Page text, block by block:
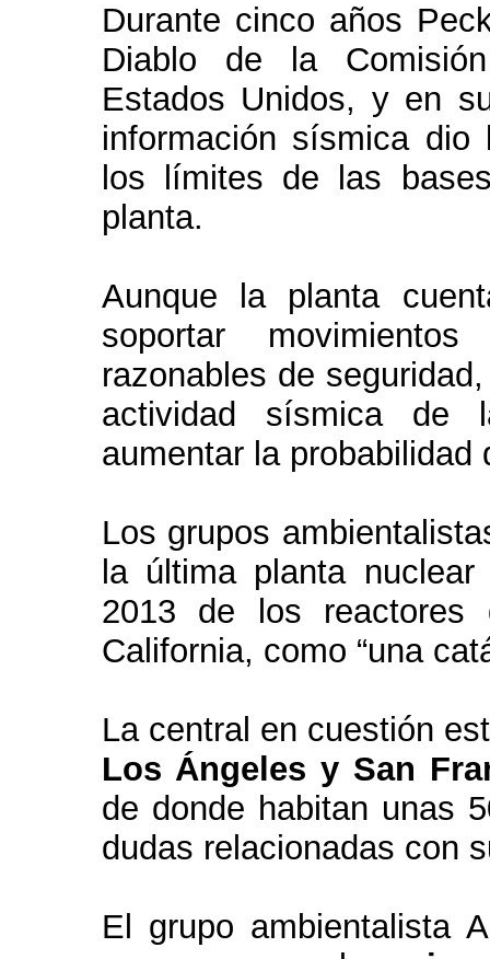
Durante cinco años
Diablo de la
Estados Unidos, y en
información sísmica
los límites de las
planta.
Aunque la planta
soportar
razonables de
actividad sísmica de
aumentar la
Los grupos
la última planta
2013 de los
California, como “una
La central en cuestión
Los Ángeles y San
de donde habitan unas
dudas relacionadas con
El grupo ambientalista